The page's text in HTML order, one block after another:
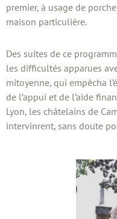
premier, à usage de
maison particulière.
Des suites de ce
les difficultés apparues
mitoyenne, qui empêcha
de l’appui et de l’aide
Lyon, les châtelains de
intervinrent, sans doute